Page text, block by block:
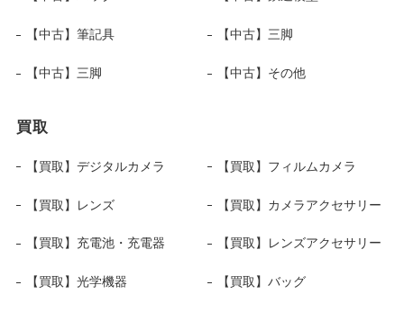
【中古】筆記具 【中古】三脚
【中古】三脚 【中古】その他
買取
【買取】デジタルカメラ 【買取】フィルムカメラ
【買取】レンズ 【買取】カメラアクセサリー
【買取】充電池・充電器 【買取】レンズアクセサリー
【買取】光学機器 【買取】バッグ